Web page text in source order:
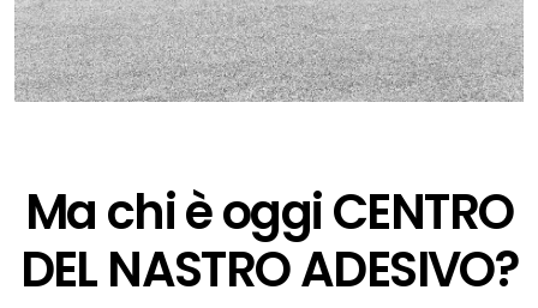
Ma chi è oggi CENTRO
DEL NASTRO ADESIVO?